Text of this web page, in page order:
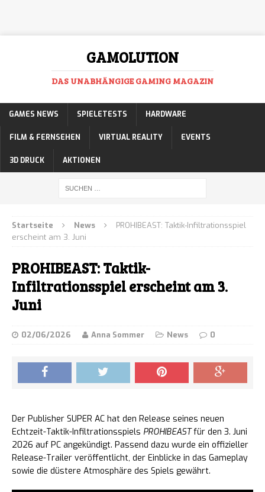
GAMOLUTION
DAS UNABHÄNGIGE GAMING MAGAZIN
GAMES NEWS SPIELETESTS HARDWARE
FILM & FERNSEHEN VIRTUAL REALITY EVENTS
3D DRUCK AKTIONEN
Startseite News
PROHIBEAST: Taktik-Infiltrationsspiel
erscheint am 3. Juni
PROHIBEAST: Taktik-
Infiltrationsspiel erscheint am 3.
Juni
02/06/2026 Anna Sommer News 0
Der Publisher SUPER AC hat den Release seines neuen
Echtzeit-Taktik-Infiltrationsspiels PROHIBEASTfür den 3. Juni
2026 auf PC angekündigt. Passend dazu wurde ein offizieller
Release-Trailer veröffentlicht, der Einblicke in das Gameplay
sowie die düstere Atmosphäre des Spiels gewährt.